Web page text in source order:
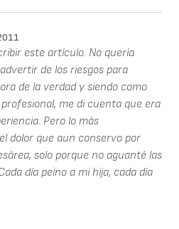
este artículo. No quería
de los riesgos para
de la verdad y siendo como
me di cuenta que era
Pero lo más
dolor que aun conservo por
solo porque no aguanté las
día peino a mi hija, cada día